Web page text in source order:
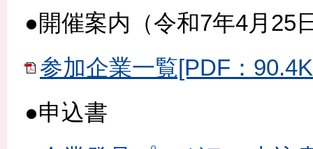
●開催案内（令和7年4月25
参加企業一覧[PDF：
●申込書